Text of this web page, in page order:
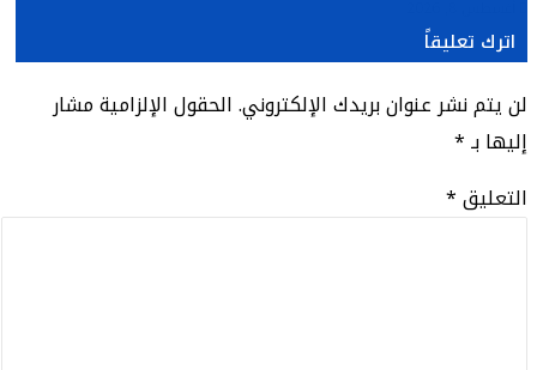
اترك تعليقاً
لن يتم نشر عنوان بريدك الإلكتروني. الحقول الإلزامية مشار
إليها بـ*
التعليق*